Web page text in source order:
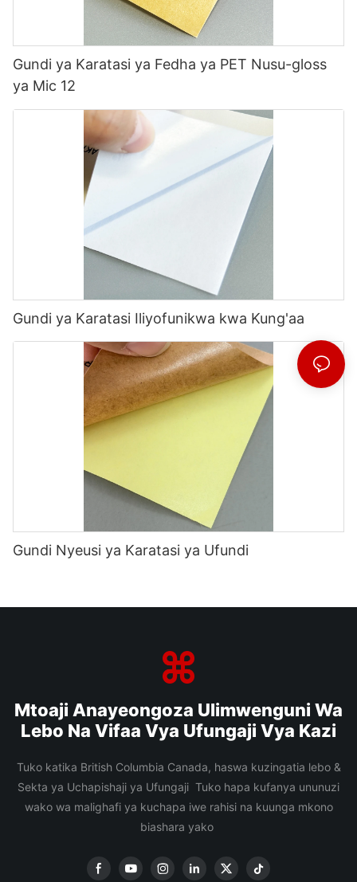
Gundi ya Karatasi ya Fedha ya PET Nusu-gloss
ya Mic 12
Gundi ya Karatasi Iliyofunikwa kwa Kung'aa
Gundi Nyeusi ya Karatasi ya Ufundi
Mtoaji Anayeongoza Ulimwenguni Wa
Lebo Na Vifaa Vya Ufungaji Vya Kazi
Tuko katika British Columbia Canada, haswa kuzingatia lebo &
Sekta ya Uchapishaji ya Ufungaji Tuko hapa kufanya ununuzi
wako wa malighafi ya kuchapa iwe rahisi na kuunga mkono
biashara yako